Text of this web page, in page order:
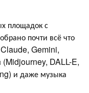
площадок с
почти всё что
Gemini,
DALL-E,
и даже музыка